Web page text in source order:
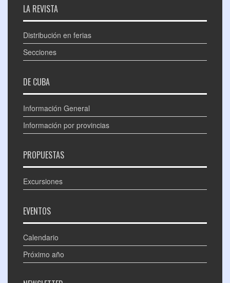
LA REVISTA
Distribución en ferias
Secciones
DE CUBA
Información General
Información por provincias
PROPUESTAS
Excursiones
EVENTOS
Calendario
Próximo año